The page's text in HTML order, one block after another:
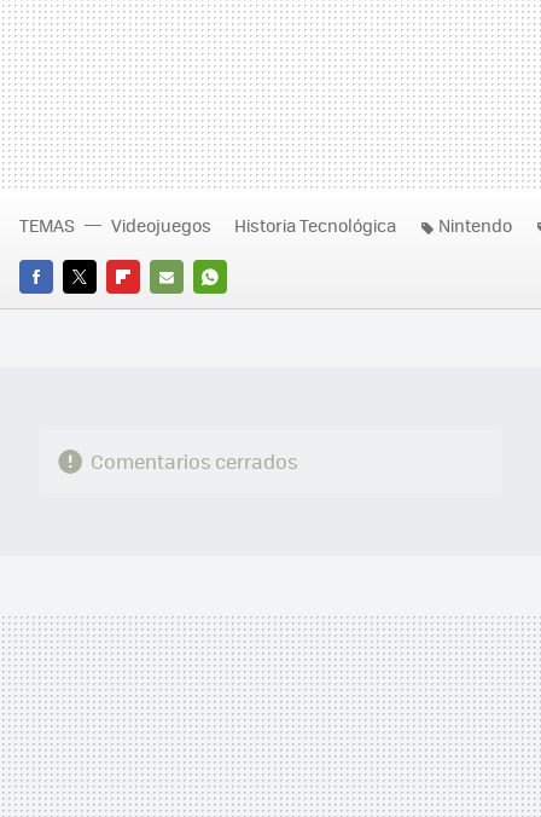
FACEBOOK
TWITTERFLIPBOARD
E-
WHATSAPP
TEMAS Videojuegos Historia Tecnológica Nintendo
Comentarios cerrados